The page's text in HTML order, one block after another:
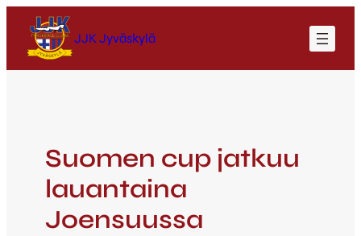
JJK Jyväskylä
Suomen cup jatkuu
lauantaina
Joensuussa